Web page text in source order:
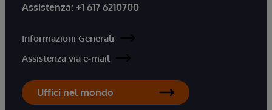
Assistenza: +1 617 6210700
Informazioni Generali
Assistenza via e-mail
Uffici nel mondo